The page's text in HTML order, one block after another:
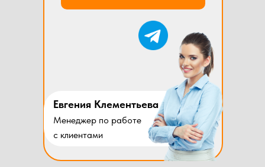
Евгения Клементьева
Менеджер по работе
с клиентами